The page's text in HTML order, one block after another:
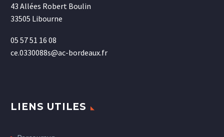
43 Allées Robert Boulin
33505 Libourne
05 57 51 16 08
ce.0330088s@ac-bordeaux.fr
LIENS UTILES